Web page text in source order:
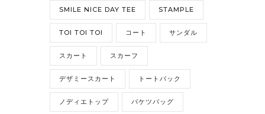
SMILE NICE DAY TEE STAMPLE
TOI TOI TOI コート サンダル
スカート スカーフ
デザミースカート トートバック
ノディエトップ バケツバッグ